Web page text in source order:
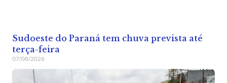
Sudoeste do Paraná tem chuva prevista até
terça-feira
07/08/2026